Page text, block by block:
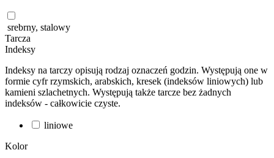
srebrny, stalowy
Tarcza
Indeksy
Indeksy na tarczy opisują rodzaj oznaczeń godzin. Występują one w
formie cyfr rzymskich, arabskich, kresek (indeksów liniowych) lub
kamieni szlachetnych. Występują także tarcze bez żadnych
indeksów - całkowicie czyste.
liniowe
Kolor